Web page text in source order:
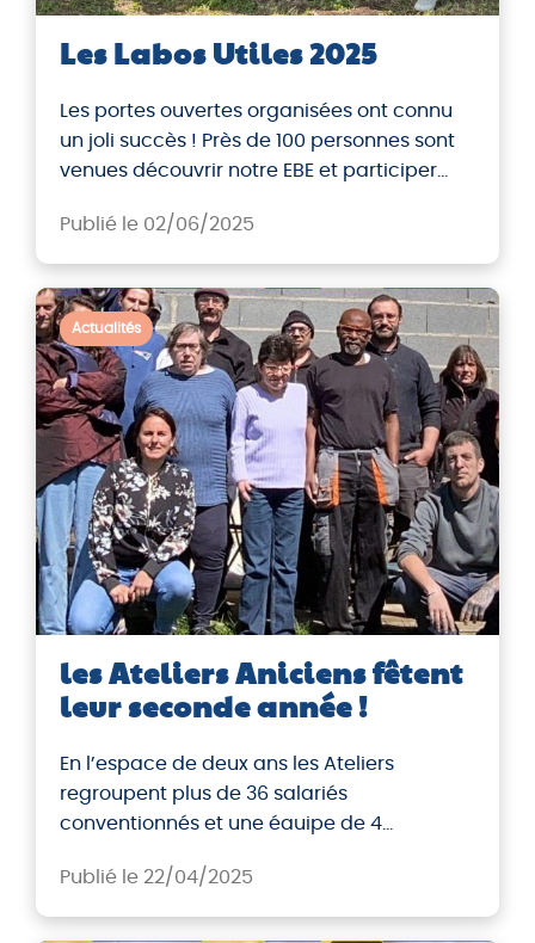
Les Labos Utiles 2025
Les portes ouvertes organisées ont connu
un joli succès ! Près de 100 personnes sont
venues découvrir notre EBE et participer
avaient pour objectif de permettre au
public de découvrir les différentes activités
de l’entreprise autour du ré-emploi et de
son évolution depuis son ouverture en 2023,
dans le […]
Publié le 02/06/2025
Actualités
les Ateliers Aniciens fêtent
leur seconde année !
En l’espace de deux ans les Ateliers
regroupent plus de 36 salariés
conventionnés et une éauipe de 4
Publié le 22/04/2025